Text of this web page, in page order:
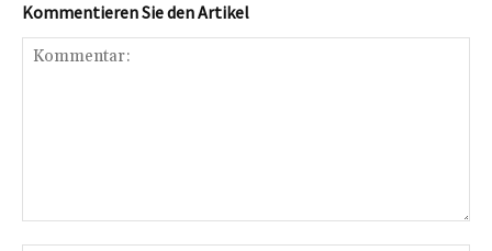
Kommentieren Sie den Artikel